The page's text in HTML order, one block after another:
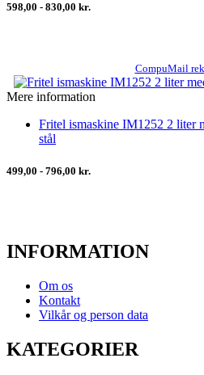
598,00 - 830,00 kr.
CompuMail
Mere information
Fritel ismaskine IM1252 2 liter
stål
499,00 - 796,00 kr.
INFORMATION
Om os
Kontakt
Vilkår og person data
KATEGORIER